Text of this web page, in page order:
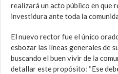
realizará un acto público en que
investidura ante toda la
El nuevo rector fue el único
esbozar las líneas generales de
buscando el buen vivir de la
detallar este propósito: “Ese